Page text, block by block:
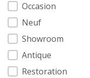
Condition
Occasion
Neuf
Showroom
Antique
Restoration